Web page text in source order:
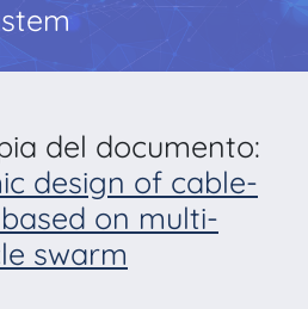
del documento:
design of cable-
on multi-
swarm